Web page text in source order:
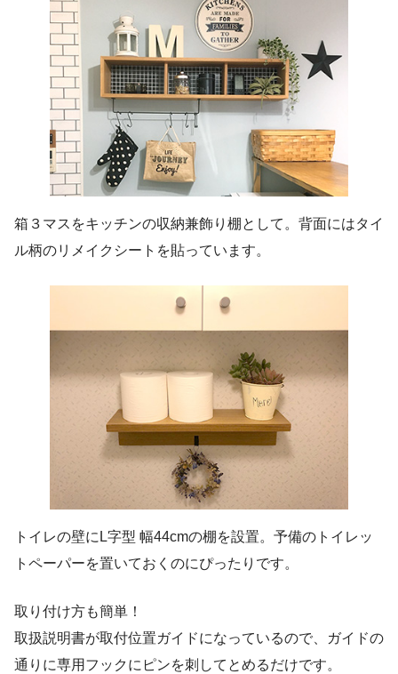
箱３マスをキッチンの収納兼飾り棚として。背面にはタイ
ル柄のリメイクシートを貼っています。
トイレの壁にL字型 幅44cmの棚を設置。予備のトイレッ
トペーパーを置いておくのにぴったりです。
取り付け方も簡単！
取扱説明書が取付位置ガイドになっているので、ガイドの
通りに専用フックにピンを刺してとめるだけです。